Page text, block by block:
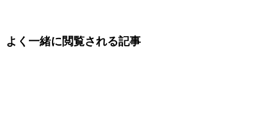
よく一緒に閲覧される記事